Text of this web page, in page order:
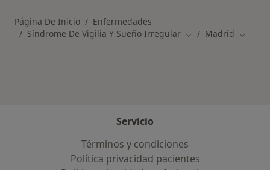
Página De Inicio
Enfermedades
Síndrome De Vigilia Y Sueño Irregular Cambiar de ciudad
Madrid
Servicio
Términos y condiciones
Política privacidad pacientes